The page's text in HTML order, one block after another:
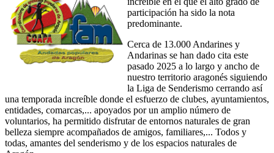
participación ha sido la nota
predominante.
Cerca de 13.000 Andarines y
Andarinas se han dado cita este
pasado 2025 a lo largo y ancho de
nuestro territorio aragonés siguiendo
la Liga de Senderismo cerrando así
una temporada increíble donde el esfuerzo de clubes, ayuntamientos,
entidades, comarcas,... apoyados por un amplio número de
voluntarios, ha permitido disfrutar de entornos naturales de gran
belleza siempre acompañados de amigos, familiares,... Todos y
todas, amantes del senderismo y de los espacios naturales de